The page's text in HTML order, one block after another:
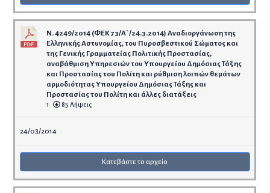
Ν. 4249/2014 (ΦΕΚ 73/Α`/24.3.2014) Αναδιοργάνωση της
Ελληνικής Αστυνομίας, του Πυροσβεστικού Σώματος και
της Γενικής Γραμματείας Πολιτικής Προστασίας,
αναβάθμιση Υπηρεσιών του Υπουργείου Δημόσιας Τάξης
και Προστασίας του Πολίτη και ρύθμιση λοιπών θεμάτων
αρμοδιότητας Υπουργείου Δημόσιας Τάξης και
Προστασίας του Πολίτη και άλλες διατάξεις
1 85 Λήψεις
24/03/2014
Κατεβάστε το αρχείο